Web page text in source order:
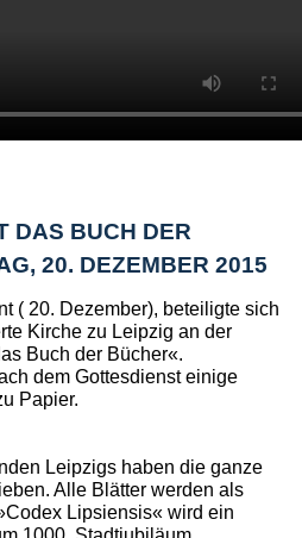
DAS BUCH DER
20. DEZEMBER 2015
( 20. Dezember), beteiligte sich
Kirche zu Leipzig an der
Buch der Bücher«.
dem Gottesdienst einige
Papier.
Leipzigs haben die ganze
Alle Blätter werden als
Lipsiensis« wird ein